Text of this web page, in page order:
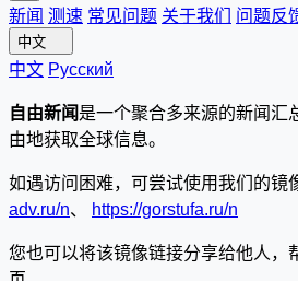
新闻 测速 常见问题 关于我们 问题反
中文
中文 Русский
自由新闻是一个聚合多来源的新闻汇
由地获取全球信息。
如遇访问困难，可尝试使用我们的镜
adv.ru/n、 https://gorstufa.ru/n
您也可以将该镜像链接分享给他人，